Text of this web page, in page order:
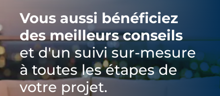
Vous aussi bénéficiez
des meilleurs conseils
et d'un suivi sur-mesure
à toutes les étapes de
votre projet.